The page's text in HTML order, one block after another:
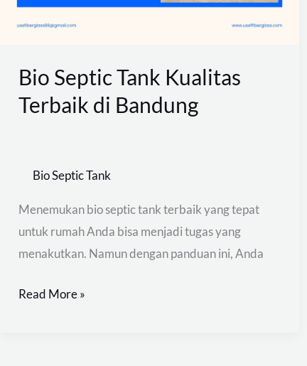
Bio Septic Tank Kualitas
Terbaik di Bandung
Bio Septic Tank
Menemukan bio septic tank terbaik yang tepat
untuk rumah Anda bisa menjadi tugas yang
menakutkan. Namun dengan panduan ini, Anda
Read More »